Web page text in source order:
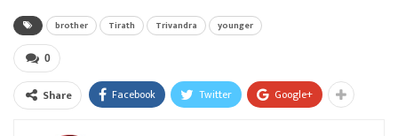
brother Tirath Trivandra younger
0
Share Facebook Twitter Google+